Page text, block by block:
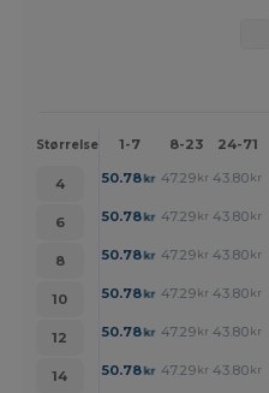
Størrelse 1-7 8-23 24-71
4 50.78kr 47.29 kr 43.80 kr
6
50.78kr 47.29 kr 43.80 kr
8
50.78kr 47.29 kr 43.80 kr
10
50.78kr 47.29 kr 43.80 kr
12
50.78kr 47.29 kr 43.80 kr
14
50.78kr 47.29 kr 43.80 kr